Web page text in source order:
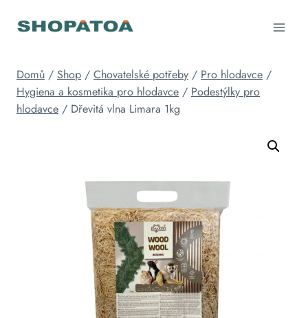
Domů / Shop / Chovatelské potřeby / Pro hlodavce /
Hygiena a kosmetika pro hlodavce / Podestýlky pro
hlodavce / Dřevitá vlna Limara 1kg